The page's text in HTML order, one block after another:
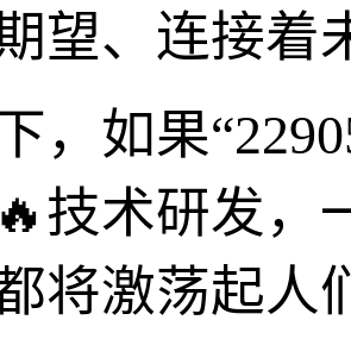
望、连接着
，如果
技术研发，
将激荡起人